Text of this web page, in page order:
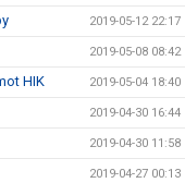
2019-05-12 22:17
2019-05-08 08:42
HIK 2019-05-04 18:40
2019-04-30 16:44
2019-04-30 11:58
2019-04-27 00:13